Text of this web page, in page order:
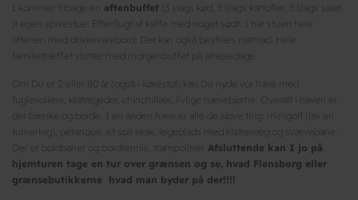
I kommer tilbage en aftenbuffet (3 slags kød, 3 slags kartofler, 3 slags salat
)i egen spisestue. Efterflugt af kaffe med noget sødt. I har stuen hele
aftenen med drikkevarebord. Der kan også bestilles natmad. Hele
familietræffet slutter med morgenbuffet på afrejsedage.
Om Du er 2 eller 80 år (også i kørestol) kan Du nyde vor have med
fuglevoliere, klatregeder, chinchillaer, livlige næsebjørne. Overalt i haven er
der bænke og borde. I en anden have er alle de sjove ting: minigolf (lav en
turnering), petanque, et spil skak, legeplads med klatrevæg og svævebane.
Der er boldbaner og bordtennis, trampoliner. Afsluttende kan I jo på
hjemturen tage en tur over grænsen og se, hvad Flensborg eller
grænsebutikkerne hvad man byder på der!!!!